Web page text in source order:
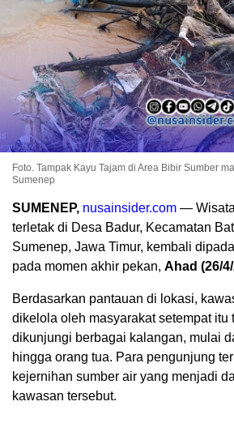
Foto. Tampak Kayu Tajam di Area Bibir Sumber
Sumenep
SUMENEP, nusainsider.com —
terletak di Desa Badur, Kecamatan
Sumenep, Jawa Timur, kembali
pada momen akhir pekan, Ahad (26/
Berdasarkan pantauan di lokasi,
dikelola oleh masyarakat setempat itu
dikunjungi berbagai kalangan, mulai
hingga orang tua. Para pengunjung
kejernihan sumber air yang menjadi
kawasan tersebut.